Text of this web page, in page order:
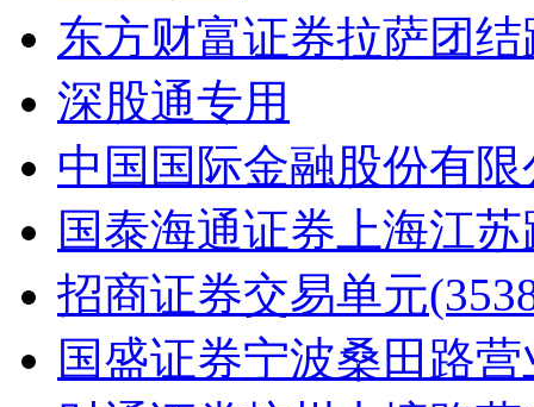
东方财富证券拉萨团
深股通专用
中国国际金融股份有
国泰海通证券上海江
招商证券交易单元
国盛证券宁波桑田路